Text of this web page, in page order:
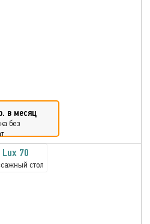
в месяц
без
Lux 70
стол